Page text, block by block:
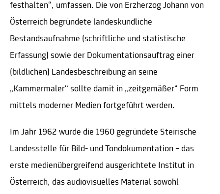
festhalten“, umfassen. Die von Erzherzog Johann von
Österreich begründete landeskundliche
Bestandsaufnahme (schriftliche und statistische
Erfassung) sowie der Dokumentationsauftrag einer
(bildlichen) Landesbeschreibung an seine
„Kammermaler“ sollte damit in „zeitgemäßer“ Form
mittels moderner Medien fortgeführt werden.
Im Jahr 1962 wurde die 1960 gegründete Steirische
Landesstelle für Bild- und Tondokumentation – das
erste medienübergreifend ausgerichtete Institut in
Österreich, das audiovisuelles Material sowohl